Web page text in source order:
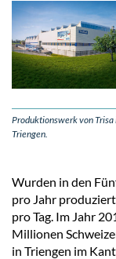
Produktionswerk von Trisa
Triengen.
Wurden in den
pro Jahr
pro Tag. Im Jahr
Millionen
in Triengen im